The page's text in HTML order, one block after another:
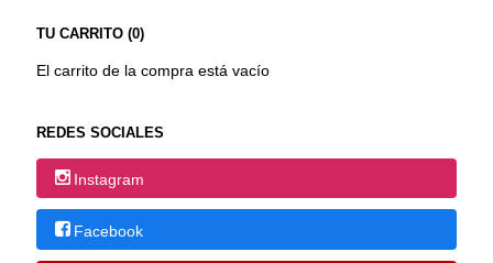
TU CARRITO (0)
El carrito de la compra está vacío
REDES SOCIALES
Instagram
Facebook